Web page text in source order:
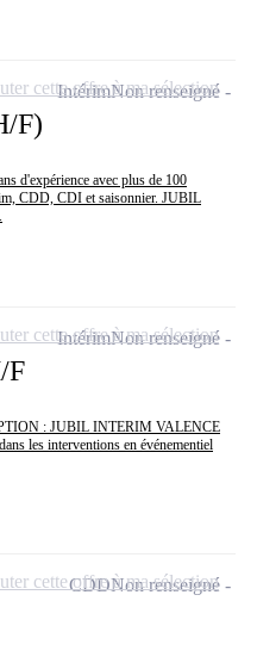
F)
d'expérience avec plus de 100
CDD, CDI et saisonnier. JUBIL
IntérimNon renseigné
cette offre à ma sélection
F
: JUBIL INTERIM VALENCE
les interventions en événementiel
IntérimNon renseigné
cette offre à ma sélection
CDDNon renseigné
cette offre à ma sélection